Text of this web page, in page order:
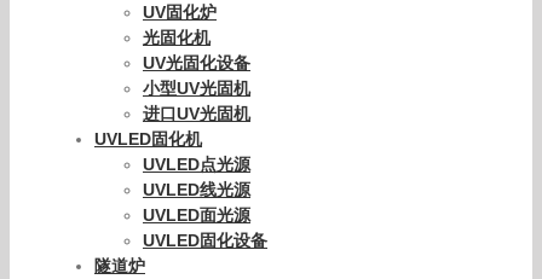
UV固化炉
光固化机
UV光固化设备
小型UV光固机
进口UV光固机
UVLED固化机
UVLED点光源
UVLED线光源
UVLED面光源
UVLED固化设备
隧道炉